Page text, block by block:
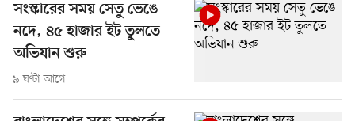
সংস্কারের সময় সেতু ভেঙে
নদে, ৪৫ হাজার ইট তুলতে
অভিযান শুরু
৯ ঘণ্টা আগে